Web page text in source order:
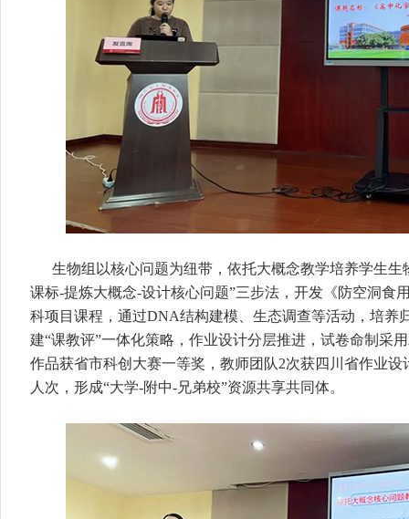
生物组以核心问题为纽带，依托大概念教学培养学生
课标-提炼大概念-设计核心问题”三步法，开发《防空洞食
科项目课程，通过DNA结构建模、生态调查等活动，培养
建“课教评”一体化策略，作业设计分层推进，试卷命制采
作品获省市科创大赛一等奖，教师团队2次获四川省作业
人次，形成“大学-附中-兄弟校”资源共享共同体。